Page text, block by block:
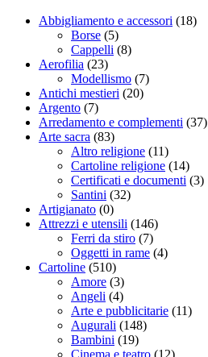
Abbigliamento e accessori (18)
Borse (5)
Cappelli (8)
Aerofilia (23)
Modellismo (7)
Antichi mestieri (20)
Argento (7)
Arredamento e complementi (37)
Arte sacra (83)
Altro religione (11)
Cartoline religione (14)
Certificati e documenti (3)
Santini (32)
Artigianato (0)
Attrezzi e utensili (146)
Ferri da stiro (7)
Oggetti in rame (4)
Cartoline (510)
Amore (3)
Angeli (4)
Arte e pubblicitarie (11)
Augurali (148)
Bambini (19)